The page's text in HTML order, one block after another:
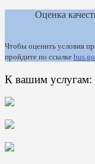
Оценка
Чтобы оценить условия
пройдите по ссылке
К вашим услугам: